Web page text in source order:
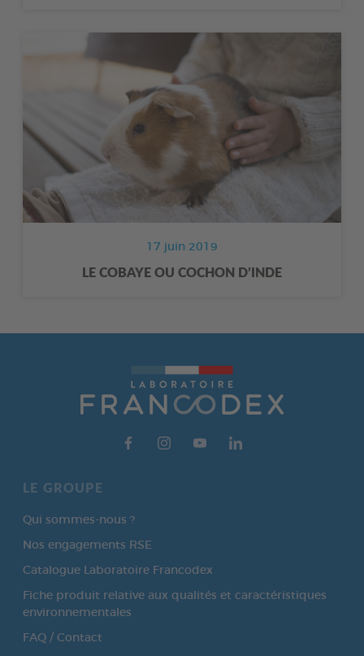
17 juin 2019
LE COBAYE OU COCHON D’INDE
LE GROUPE
Qui sommes-nous ?
Nos engagements RSE
Catalogue Laboratoire Francodex
Fiche produit relative aux qualités et caractéristiques
environnementales
FAQ / Contact